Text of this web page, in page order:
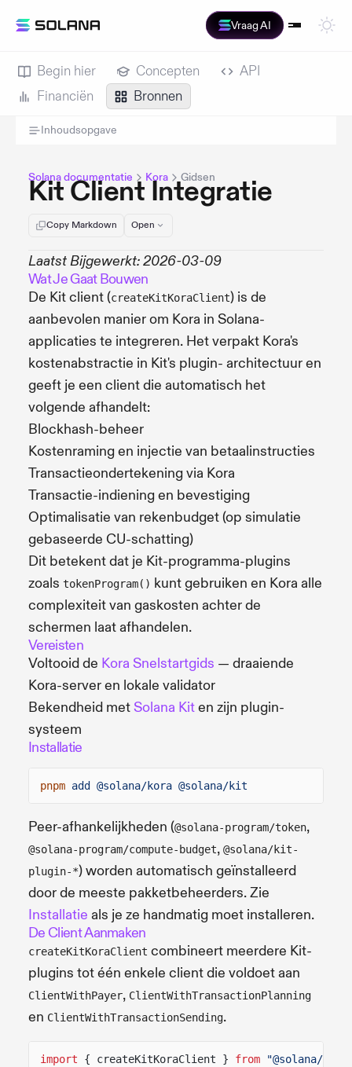
Vraag AI
Begin hier Concepten
API
Financiën
Bronnen
Inhoudsopgave
Solana documentatie Kora Gidsen
Kit Client Integratie
Copy Markdown Open
Laatst Bijgewerkt: 2026-03-09
Wat Je Gaat Bouwen
De Kit client (createKitKoraClient) is de
aanbevolen manier om Kora in Solana-
applicaties te integreren. Het verpakt Kora's
kostenabstractie in Kit's plugin- architectuur en
geeft je een client die automatisch het
volgende afhandelt:
Blockhash-beheer
Kostenraming en injectie van betaalinstructies
Transactieondertekening via Kora
Transactie-indiening en bevestiging
Optimalisatie van rekenbudget (op simulatie
gebaseerde CU-schatting)
Dit betekent dat je Kit-programma-plugins
zoals tokenProgram() kunt gebruiken en Kora alle
complexiteit van gaskosten achter de
schermen laat afhandelen.
Vereisten
Voltooid de Kora Snelstartgids — draaiende
Kora-server en lokale validator
Bekendheid metSolana Kiten zijn plugin-
systeem
Installatie
pnpm add @solana/kora @solana/kit
Peer-afhankelijkheden (@solana-program/token,
@solana-program/compute-budget, @solana/kit-
plugin-*) worden automatisch geïnstalleerd
door de meeste pakketbeheerders. Zie
Installatie als je ze handmatig moet installeren.
De Client Aanmaken
createKitKoraClient combineert meerdere Kit-
plugins tot één enkele client die voldoet aan
ClientWithPayer, ClientWithTransactionPlanning
en ClientWithTransactionSending.
import { createKitKoraClient } from
"@solana/